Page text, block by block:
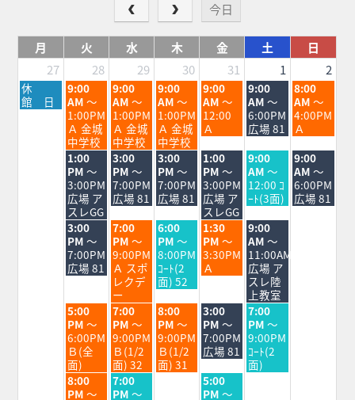
今日
月 火 水 木 金 土
日
27
28 29 30 31 1 2
月
曜
日,
休
館 日
火
曜
日,
7
月
28th
2026
9:00
AM ～
1:00PM
Ａ 金城
中学校
水
曜
日,
7
月
29th
2026
9:00
AM ～
1:00PM
Ａ 金城
中学校
木
曜
日,
7
月
30th
2026
9:00
AM ～
1:00PM
Ａ 金城
中学校
金
曜
日,
7
月
31st
2026
9:00
AM ～
12:00
Ａ
土
曜
日,
8
月
1st
2026
9:00
AM ～
6:00PM
広場 81
日
曜
日,
8
月
2nd
2026
8:00
AM ～
4:00PM
Ａ
火
曜
日,
7
月
28th
2026
1:00
PM ～
3:00PM
広場 ア
スレGG
水
曜
日,
7
月
29th
2026
3:00
PM ～
7:00PM
広場 81
木
曜
日,
7
月
30th
2026
3:00
PM ～
7:00PM
広場 81
金
曜
日,
7
月
31st
2026
1:00
PM ～
3:00PM
広場 ア
スレGG
土
曜
日,
8
月
1st
2026
9:00
AM ～
12:00 ｺ
ｰﾄ(3面)
日
曜
日,
8
月
9:00
AM ～
6:00PM
広場 81
火
曜
日,
7
月
2026
3:00
PM ～
7:00PM
広場 81
水
曜
日,
7
月
29th
2026
7:00
PM ～
9:00PM
Ａ スポ
レクデ
ー
木
曜
日,
7
月
30th
2026
6:00
PM ～
8:00PM
ｺｰﾄ(2
面) 52
金
曜
日,
7
月
2026
1:30
PM ～
3:30PM
Ａ
土
曜
日,
8
月
1st
2026
9:00
AM ～
11:00AM
広場 ア
スレ陸
上教室
火
曜
日,
7
月
28th
2026
5:00
PM ～
6:00PM
Ｂ(全
面)
水
曜
日,
7
月
29th
2026
7:00
PM ～
9:00PM
Ｂ(1/2
面) 32
木
曜
日,
7
月
30th
8:00
PM ～
9:00PM
Ｂ(1/2
面) 31
金
曜
日,
7
月
31st
2026
3:00
PM ～
7:00PM
広場 81
土
曜
日,
8
月
1st
7:00
PM ～
9:00PM
ｺｰﾄ(2
面)
火
曜
8:00
PM ～
水
曜
7:00
PM ～
金
曜
5:00
PM ～